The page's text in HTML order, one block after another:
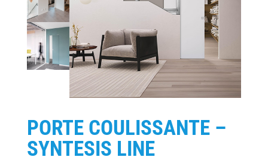
PORTE COULISSANTE –
SYNTESIS LINE